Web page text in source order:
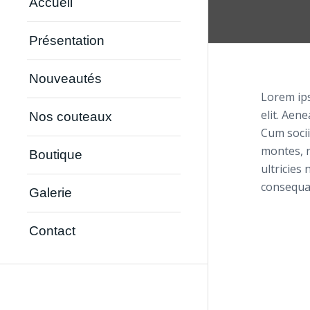
Présentation
Nouveautés
Nos couteaux
Boutique
Galerie
Contact
Lorem
elit.
Cum
montes,
ultricies